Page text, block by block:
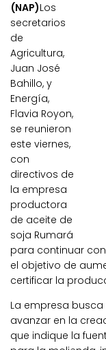
(NAP)Los
secretarios
de
Agricultura,
Juan José
Bahillo, y
Energía,
Flavia Royon,
se reunieron
este viernes,
con
directivos de
la empresa
productora
de aceite de
soja Rumará
para continuar
el objetivo de
certificar la
La empresa
avanzar en la
que indique la